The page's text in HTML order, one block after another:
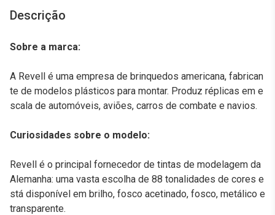
Descrição
Sobre a marca:
A Revell é uma empresa de brinquedos americana, fabrican
te de modelos plásticos para montar. Produz réplicas em e
scala de automóveis, aviões, carros de combate e navios.
Curiosidades sobre o modelo:
Revell é o principal fornecedor de tintas de modelagem da
Alemanha: uma vasta escolha de 88 tonalidades de cores e
stá disponível em brilho, fosco acetinado, fosco, metálico e
transparente.